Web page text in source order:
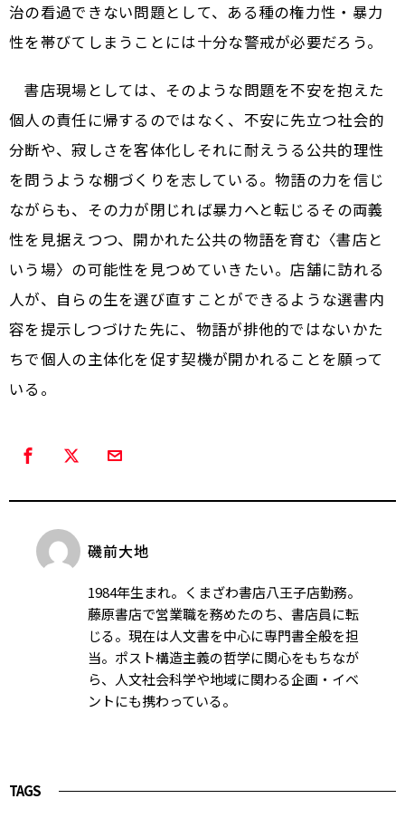
治の看過できない問題として、ある種の権力性・暴力
性を帯びてしまうことには十分な警戒が必要だろう。
書店現場としては、そのような問題を不安を抱えた
個人の責任に帰するのではなく、不安に先立つ社会的
分断や、寂しさを客体化しそれに耐えうる公共的理性
を問うような棚づくりを志している。物語の力を信じ
ながらも、その力が閉じれば暴力へと転じる――その両義
性を見据えつつ、開かれた公共の物語を育む〈書店と
いう場〉の可能性を見つめていきたい。店舗に訪れる
人が、自らの生を選び直すことができるような選書内
容を提示しつづけた先に、物語が排他的ではないかた
ちで個人の主体化を促す契機が開かれることを願って
いる。
磯前大地
1984年生まれ。くまざわ書店八王子店勤務。
藤原書店で営業職を務めたのち、書店員に転
じる。現在は人文書を中心に専門書全般を担
当。ポスト構造主義の哲学に関心をもちなが
ら、人文社会科学や地域に関わる企画・イベ
ントにも携わっている。
TAGS